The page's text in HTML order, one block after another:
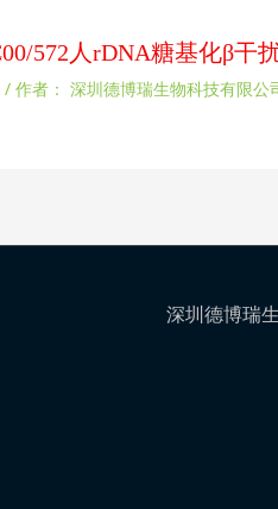
572人rDNA糖基化β干
/ 作者： 深圳德博瑞生物科技有限公
深圳德博瑞